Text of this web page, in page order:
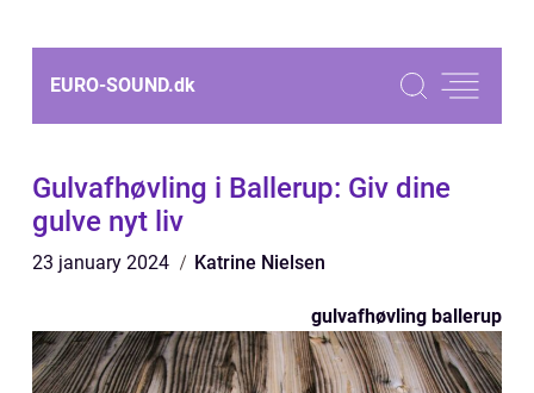
EURO-SOUND.dk
Gulvafhøvling i Ballerup: Giv dine
gulve nyt liv
23 january 2024 Katrine Nielsen
gulvafhøvling ballerup